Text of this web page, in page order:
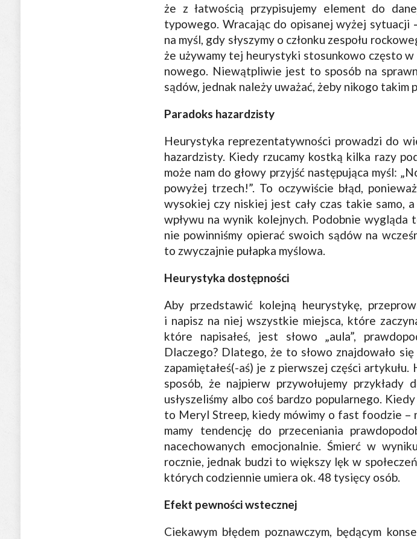
że z łatwością przypisujemy element do
typowego. Wracając do opisanej wyżej sytuacji
na myśl, gdy słyszymy o członku zespołu
że używamy tej heurystyki stosunkowo często
nowego. Niewątpliwie jest to sposób na
sądów, jednak należy uważać, żeby nikogo takim
Paradoks hazardzisty
Heurystyka reprezentatywności prowadzi do
hazardzisty. Kiedy rzucamy kostką kilka razy
może nam do głowy przyjść następująca myśl:
powyżej trzech!”. To oczywiście błąd,
wysokiej czy niskiej jest cały czas takie samo,
wpływu na wynik kolejnych. Podobnie
nie powinniśmy opierać swoich sądów na
to zwyczajnie pułapka myślowa.
Heurystyka dostępności
Aby przedstawić kolejną heurystykę,
i napisz na niej wszystkie miejsca, które
które napisałeś, jest słowo „aula”,
Dlaczego? Dlatego, że to słowo znajdowało
zapamiętałeś(-aś) je z pierwszej części
sposób, że najpierw przywołujemy przykłady
usłyszeliśmy albo coś bardzo popularnego.
to Meryl Streep, kiedy mówimy o fast foodzie –
mamy tendencję do przeceniania
nacechowanych emocjonalnie. Śmierć w
rocznie, jednak budzi to większy lęk w
których codziennie umiera ok. 48 tysięcy osób.
Efekt pewności wstecznej
Ciekawym błędem poznawczym, będącym